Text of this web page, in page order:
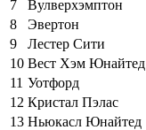
7
Вулверхэмптон
8
Эвертон
9
Лестер Сити
10 Вест Хэм Юнайтед
11 Уотфорд
12 Кристал Пэлас
13 Ньюкасл Юнайтед